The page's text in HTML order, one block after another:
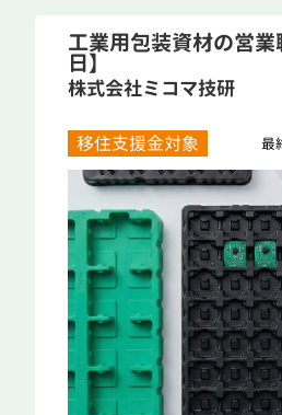
工業用包装資材の営
日】
株式会社ミコマ技研
移住支援金対象 最